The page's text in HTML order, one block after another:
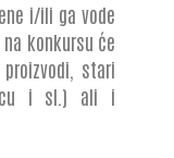
i/ili ga vode
konkursu će
stari
i sl.) ali i